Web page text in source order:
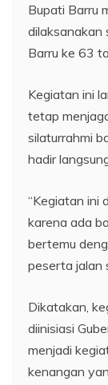
Bupati Barru
dilaksanakan
Barru ke 63
Kegiatan ini
tetap
silaturrahmi
hadir
“Kegiatan ini
karena ada
bertemu
peserta jalan
Dikatakan,
diinisiasi
menjadi
kenangan